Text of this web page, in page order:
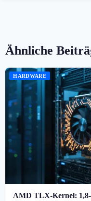
Ähnliche
HARDWARE
AMD TLX-Kernel: 1,8-